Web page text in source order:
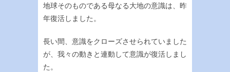
地球そのものである母なる大地の意識は、昨
年復活しました。
長い間、意識をクローズさせられていました
が、我々の動きと連動して意識が復活しまし
た。